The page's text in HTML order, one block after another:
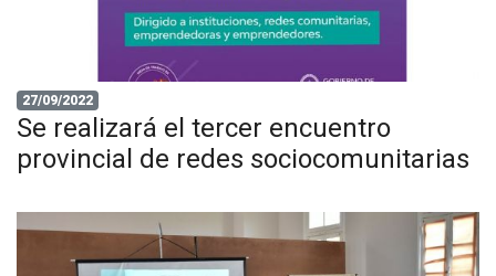
27/09/2022
Se realizará el tercer encuentro
provincial de redes sociocomunitarias